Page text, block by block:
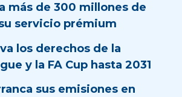
más de 300 millones de
servicio prémium
los derechos de la
y la FA Cup hasta 2031
sus emisiones en